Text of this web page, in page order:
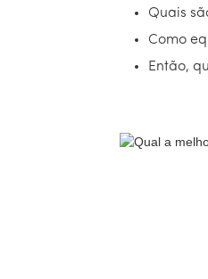
Quais
Como
Então,